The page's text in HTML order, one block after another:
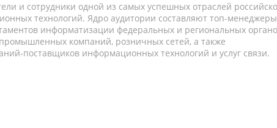
и сотрудники одной из самых успешных отраслей
технологий. Ядро аудитории составляют топ-
информатизации федеральных и региональных
промышленных компаний, розничных сетей, а также
поставщиков информационных технологий и услуг связи.